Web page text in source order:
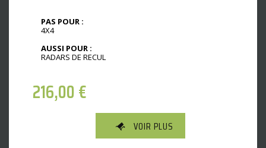
PAS POUR :
4X4
AUSSI POUR :
RADARS DE RECUL
216,00€
VOIR PLUS